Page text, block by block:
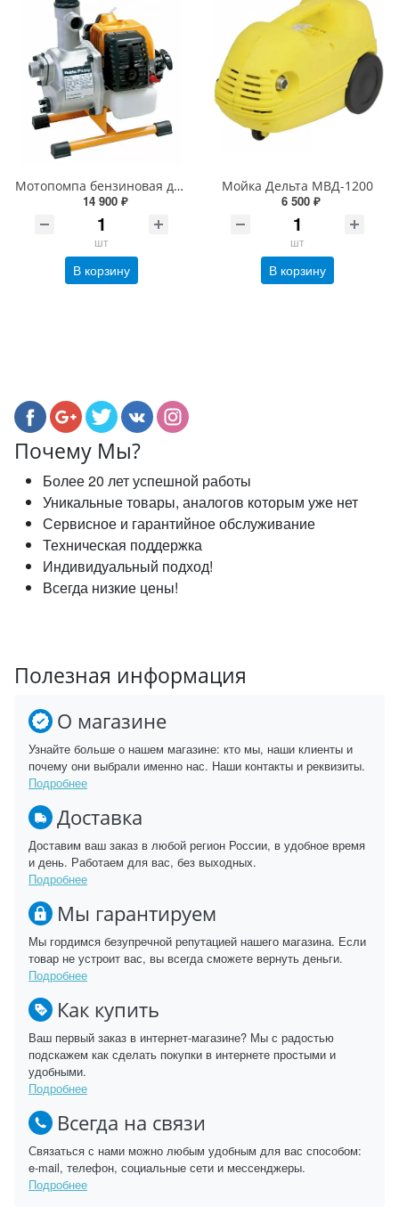
Мотопомпа бензиновая для чистой воды Robin-Subaru PTG110
14 900 ₽
шт
В корзину
Мойка Дельта МВД-1200
6 500 ₽
шт
В корзину
Почему Мы?
Более 20 лет успешной работы
Уникальные товары, аналогов которым уже нет
Сервисное и гарантийное обслуживание
Техническая поддержка
Индивидуальный подход!
Всегда низкие цены!
Полезная информация
О магазине
Узнайте больше о нашем магазине: кто мы, наши клиенты и
почему они выбрали именно нас. Наши контакты и реквизиты.
Подробнее
Доставка
Доставим ваш заказ в любой регион России, в удобное время
и день. Работаем для вас, без выходных.
Подробнее
Мы гарантируем
Мы гордимся безупречной репутацией нашего магазина. Если
товар не устроит вас, вы всегда сможете вернуть деньги.
Подробнее
Как купить
Ваш первый заказ в интернет-магазине? Мы с радостью
подскажем как сделать покупки в интернете простыми и
удобными.
Подробнее
Всегда на связи
Связаться с нами можно любым удобным для вас способом:
e-mail, телефон, социальные сети и мессенджеры.
Подробнее